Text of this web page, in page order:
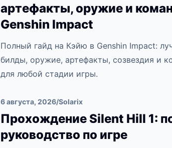
артефакты, оружие и
Genshin Impact
Полный гайд на Кэйю в Genshin Impact:
билды, оружие, артефакты, созвездия и
для любой стадии игры.
6 августа, 2026/Solarix
Прохождение Silent Hill 1:
руководство по игре